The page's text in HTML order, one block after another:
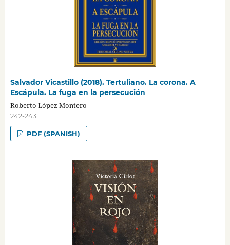
Salvador Vicastillo (2018). Tertuliano. La corona. A
Escápula. La fuga en la persecución
Roberto López Montero
242-243
PDF (SPANISH)